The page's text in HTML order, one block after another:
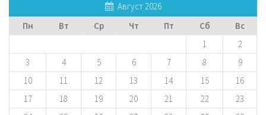
Август 2026
Пн
Вт Ср Чт Пт Сб Вс
1
2
3
4 5 6 7 8
9
10
11 12 13 14 15
16
17
18 19 20 21 22
23